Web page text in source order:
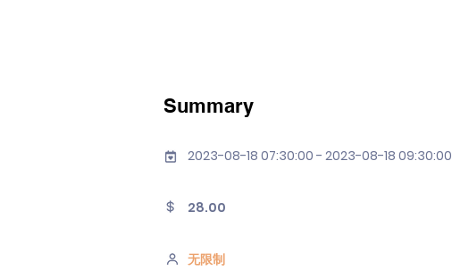
Summary
2023-08-18 07:30:00 - 2023-08-18 09:30:00
28.00
无限制